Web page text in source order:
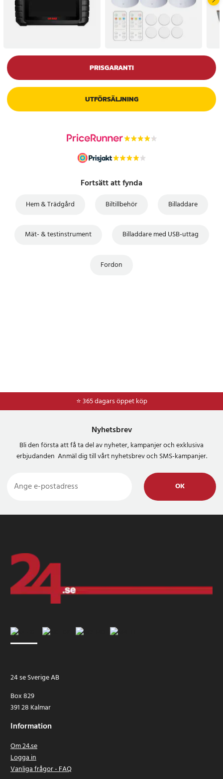
PRISGARANTI
UTFÖRSÄLJNING
Fortsätt att fynda
Hem & Trädgård Biltillbehör Billaddare
Mät- & testinstrument Billaddare med USB-uttag
Fordon
⭐ 365 dagars öppet köp
⭐Frakt 49kr *
Nyhetsbrev
Bli den första att få ta del av nyheter, kampanjer och exklusiva
erbjudanden Anmäl dig till vårt nyhetsbrev och SMS-kampanjer.
OK
24 se Sverige AB
Box 829
391 28 Kalmar
Information
Om 24.se
Logga in
Vanliga frågor - FAQ